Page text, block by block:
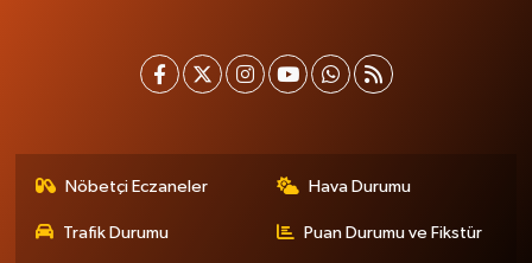
Nöbetçi Eczaneler Hava Durumu
Trafik Durumu Puan Durumu ve Fikstür